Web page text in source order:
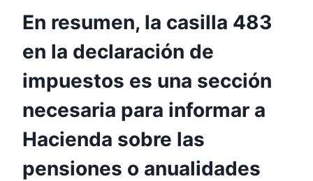
En resumen, la casilla 483
en la declaración de
impuestos es una sección
necesaria para informar a
Hacienda sobre las
pensiones o anualidades